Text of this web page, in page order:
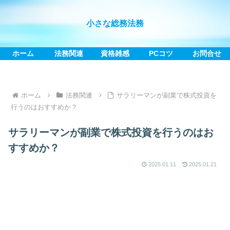
小さな総務法務
ホーム 法務関連 資格雑感 PCコツ お問合せ
ホーム 法務関連
サラリーマンが副業で株式投資を
行うのはおすすめか？
サラリーマンが副業で株式投資を行うのはお
すすめか？
2025.01.11 2025.01.21